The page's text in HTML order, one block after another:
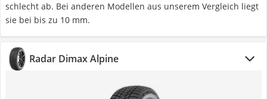
schlecht ab. Bei anderen Modellen aus unserem Vergleich liegt
sie bei bis zu 10 mm.
Radar ‎Dimax Alpine